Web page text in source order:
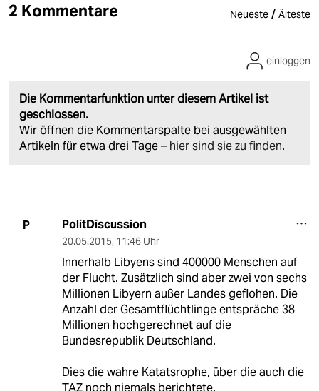
2 Kommentare Neueste / Älteste
Die Kommentarfunktion unter diesem Artikel ist
geschlossen.
Wir öffnen die Kommentarspalte bei ausgewählten
Artikeln für etwa drei Tage – hier sind sie zu finden.
einloggen
P PolitDiscussion
20.05.2015, 11:46 Uhr
Innerhalb Libyens sind 400000 Menschen auf
der Flucht. Zusätzlich sind aber zwei von sechs
Millionen Libyern außer Landes geflohen. Die
Anzahl der Gesamtflüchtlinge entspräche 38
Millionen hochgerechnet auf die
Bundesrepublik Deutschland.
Dies die wahre Katatsrophe, über die auch die
TAZ noch niemals berichtete.